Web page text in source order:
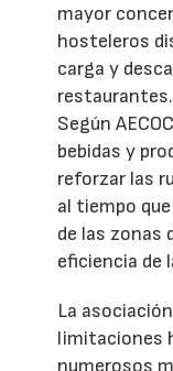
mayor
hosteleros
carga y
restaurantes.
Según
bebidas y
reforzar las
al tiempo
de las zonas
eficiencia de
La
limitaciones
numerosos